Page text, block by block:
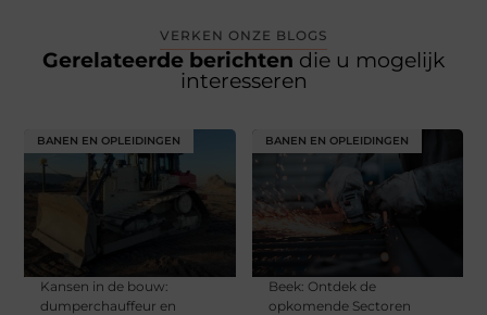
VERKEN ONZE BLOGS
Gerelateerde berichten die u mogelijk
interesseren
BANEN EN OPLEIDINGEN
Kansen in de bouw:
dumperchauffeur en
BANEN EN OPLEIDINGEN
Beek: Ontdek de
opkomende Sectoren